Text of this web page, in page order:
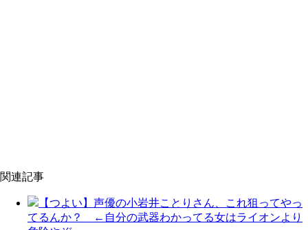
関連記事
【つよい】声優の小岩井ことりさん、これ狙ってやっ
てるんか？ ←自分の武器わかってる女はライオンより